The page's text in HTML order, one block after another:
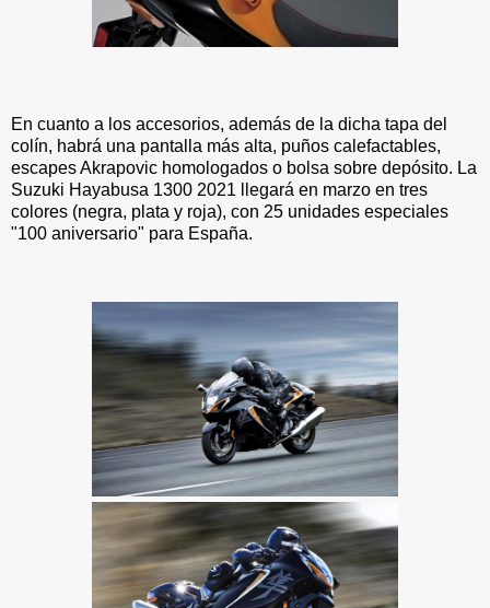
En cuanto a los accesorios, además de la dicha tapa del
colín, habrá una pantalla más alta, puños calefactables,
escapes Akrapovic homologados o bolsa sobre depósito. La
Suzuki Hayabusa 1300 2021 llegará en marzo en tres
colores (negra, plata y roja), con 25 unidades especiales
"100 aniversario" para España.